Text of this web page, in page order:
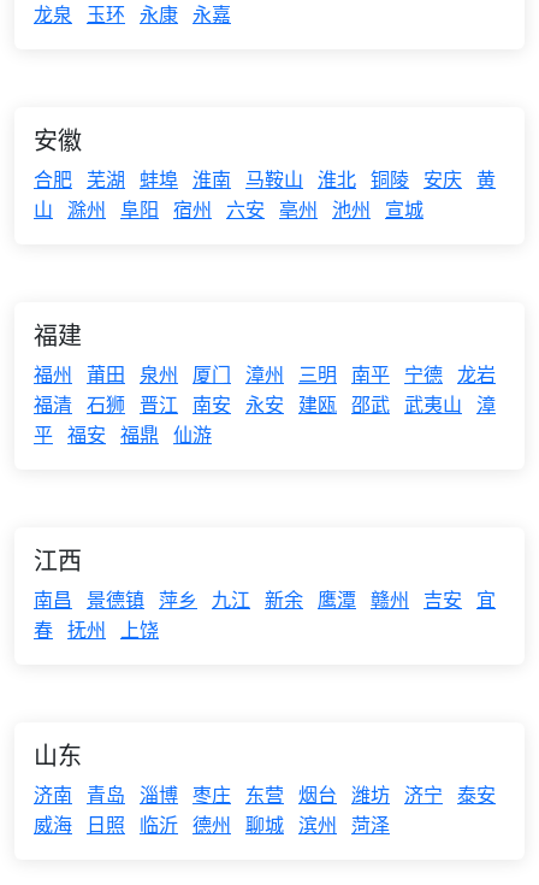
龙泉
玉环 永康 永嘉
安徽
合肥 芜湖 蚌埠 淮南 马鞍山 淮北 铜陵 安庆 黄
山 滁州 阜阳 宿州 六安 亳州 池州 宣城
福建
福州 莆田 泉州 厦门 漳州 三明 南平 宁德 龙岩
福清 石狮 晋江 南安 永安 建瓯 邵武 武夷山
漳
平 福安 福鼎 仙游
江西
南昌 景德镇 萍乡 九江 新余 鹰潭 赣州 吉安
宜
春 抚州 上饶
山东
济南 青岛 淄博 枣庄 东营 烟台 潍坊 济宁 泰安
威海
日照 临沂 德州 聊城 滨州 菏泽